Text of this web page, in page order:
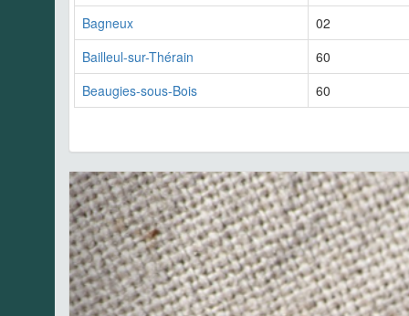
Bagneux
02
Bailleul-sur-Thérain
60
Beaugies-sous-Bois
60